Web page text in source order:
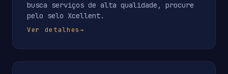
busca serviços de alta qualidade, procure
pelo selo Xcellent.
Ver detalhes→